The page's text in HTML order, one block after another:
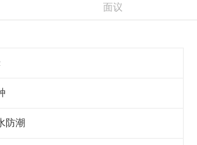
面议
防潮